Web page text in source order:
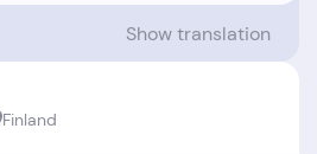
Show translation
Finland